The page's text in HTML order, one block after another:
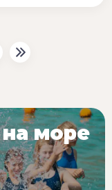
море